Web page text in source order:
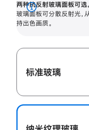
两种抗反射玻璃面板可选。
玻璃面板可分散反射光，
持出色画质。
展
开
标准玻璃